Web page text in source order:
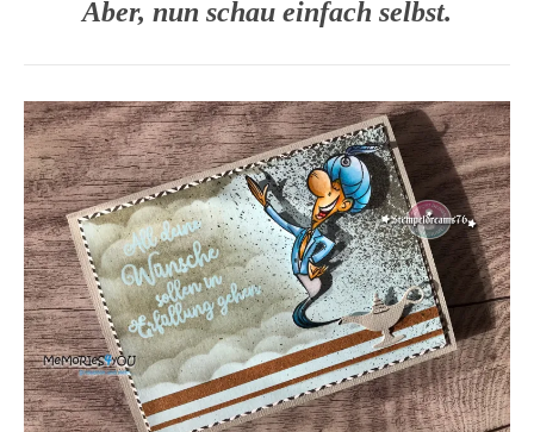
Aber, nun schau einfach selbst.